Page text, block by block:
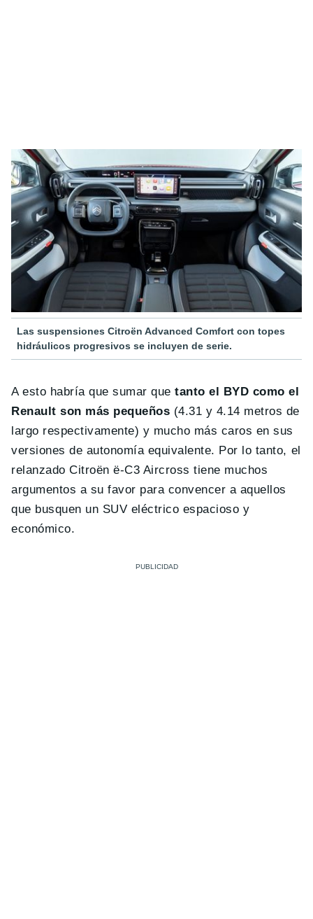
Las suspensiones Citroën Advanced Comfort con topes
hidráulicos progresivos se incluyen de serie.
A esto habría que sumar quetanto el BYD como el
Renault son más pequeños (4.31 y 4.14 metros de
largo respectivamente) y mucho más caros en sus
versiones de autonomía equivalente. Por lo tanto, el
relanzado Citroën ë-C3 Aircross tiene muchos
argumentos a su favor para convencer a aquellos
que busquen un SUV eléctrico espacioso y
económico.